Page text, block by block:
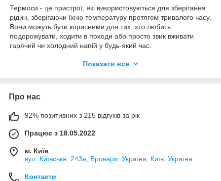
Термоси - це пристрої, які використовуються для зберігання
рідин, зберігаючи їхню температуру протягом тривалого часу.
Вони можуть бути корисними для тих, хто любить
подорожувати, ходити в походи або просто звик вживати
гарячий чи холодний напій у будь-який час.
матеріалів, таких як нержавіюча сталь або пластик, та мають
однієї людини, до великих, які можуть зберігати напої для
Термоси можуть використовуватися для зберігання гарячих
або холодних напоїв, таких як кава, чай, сік, лимонад або
вода. Вони можуть зберігати температуру напою протягом
кількох годин, що робить їх ідеальним вибором для
подорожей, екскурсій та інших заходів на свіжому повітрі.
Показати все
Про нас
92% позитивних з 215 відгуків за рік
Працює з 18.05.2022
м. Київ
вул. Київська, 243а, Бровари, Україна, Київ, Україна
Контакти